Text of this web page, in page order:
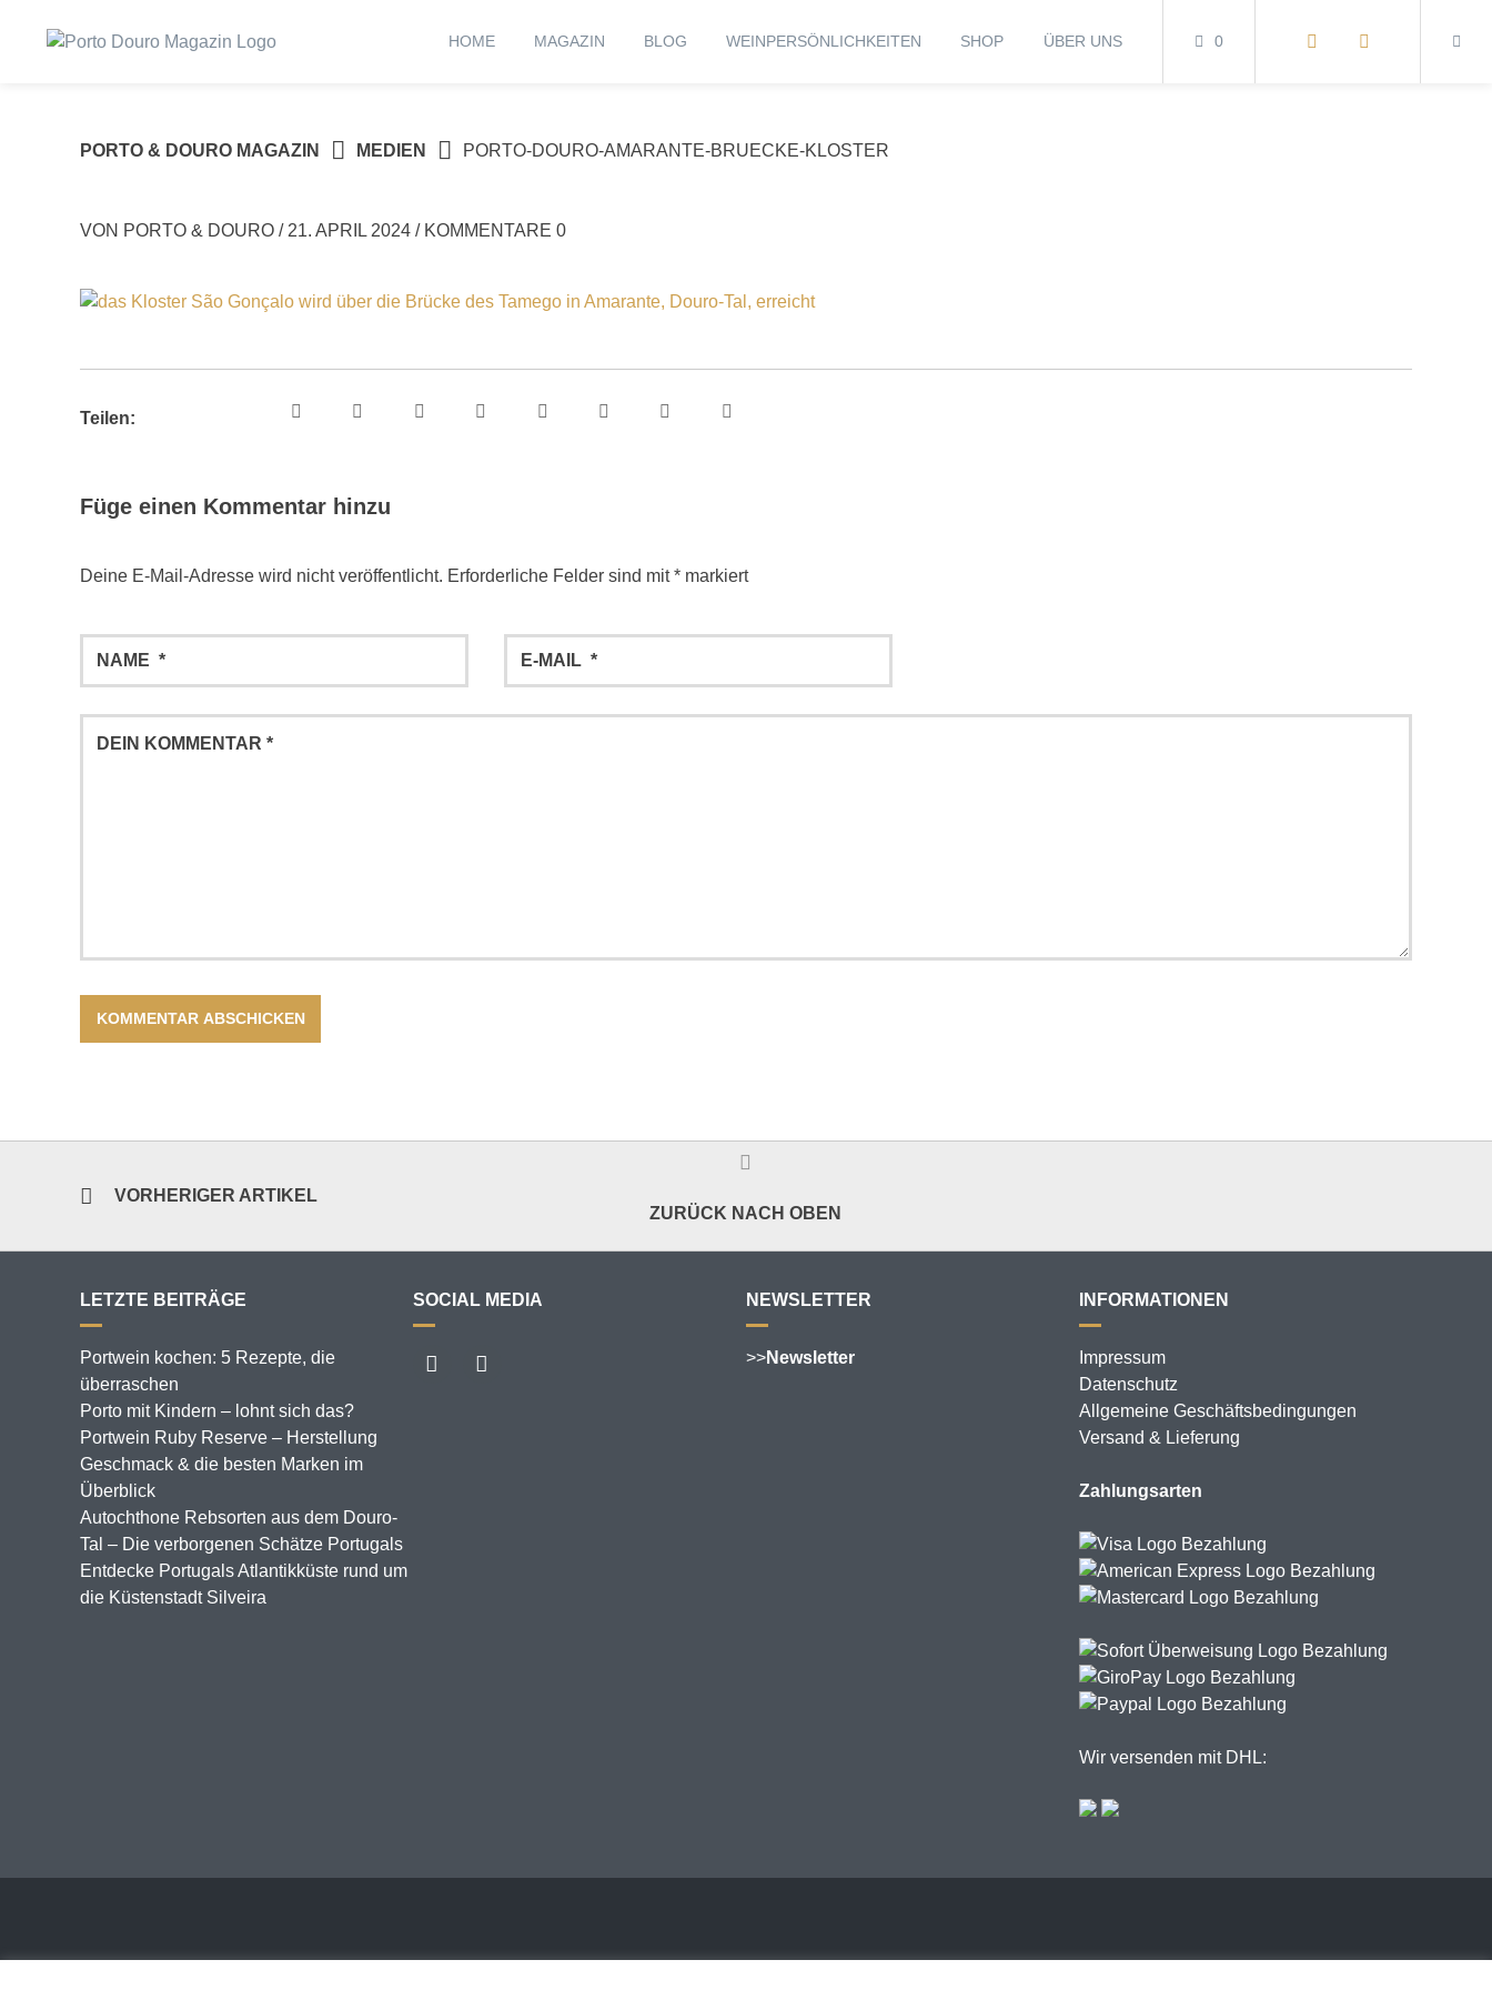
HOME MAGAZIN BLOG WEINPERSÖNLICHKEITEN SHOP ÜBER UNS 0
PORTO & DOURO MAGAZIN MEDIEN PORTO-DOURO-AMARANTE-BRUECKE-KLOSTER
VON PORTO & DOURO / 21. APRIL 2024 / KOMMENTARE 0
Teilen:
Füge einen Kommentar hinzu
Deine E-Mail-Adresse wird nicht veröffentlicht. Erforderliche Felder sind mit*markiert
VORHERIGER ARTIKEL
ZURÜCK NACH OBEN
LETZTE BEITRÄGE
Portwein kochen: 5 Rezepte, die
überraschen
Porto mit Kindern – lohnt sich das?
Portwein Ruby Reserve – Herstellung
Geschmack & die besten Marken im
Überblick
Autochthone Rebsorten aus dem Douro-
Tal – Die verborgenen Schätze Portugals
Entdecke Portugals Atlantikküste rund um
die Küstenstadt Silveira
SOCIAL MEDIA NEWSLETTER
>>Newsletter
INFORMATIONEN
Impressum
Datenschutz
Allgemeine Geschäftsbedingungen
Versand & Lieferung
Zahlungsarten
Wir versenden mit DHL: